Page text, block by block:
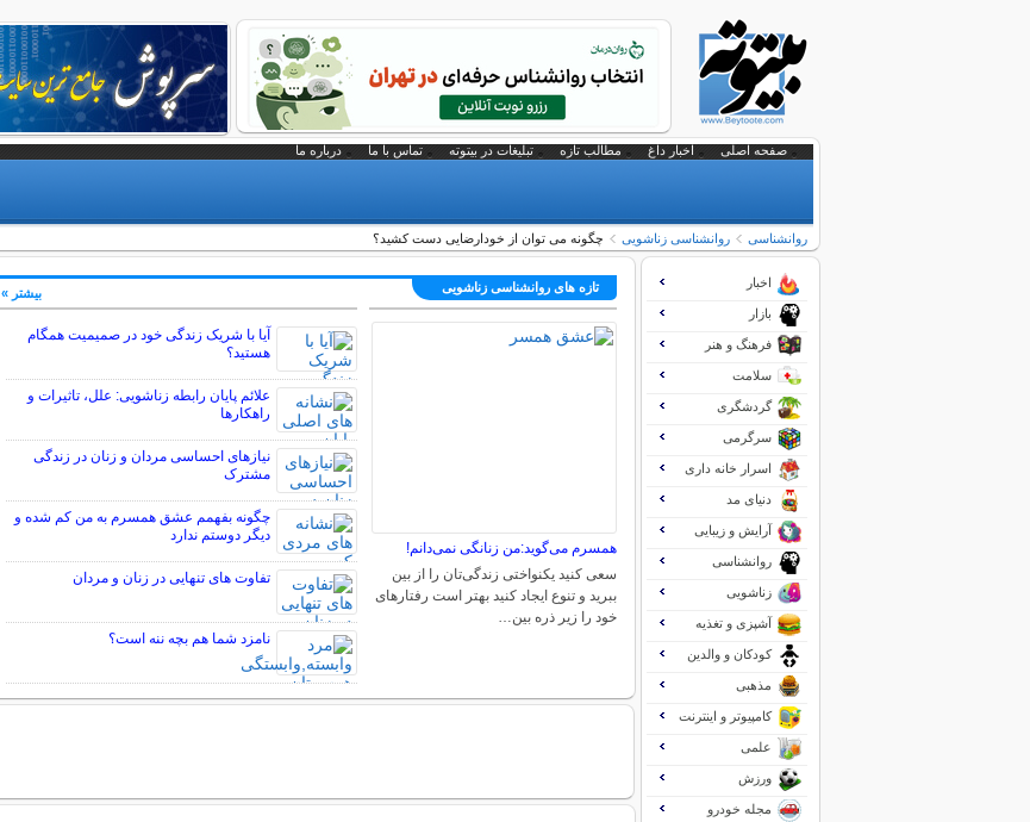
صفحه اصلی اخبار داغ مطالب تازه تبلیغات در بیتوته تماس با ما درباره ما
روانشناسی روانشناسی زناشویی چگونه می توان از خودارضایی دست کشید؟
تازه های روانشناسی زناشویی
همسرم می‌گوید:من زنانگی نمی‌دانم!
سعی کنید یکنواختی زندگی‌تان را از بین
ببرید و تنوع ایجاد کنید بهتر است رفتارهای
خود را زیر ذره بین…
آیا با شریک زندگی خود در صمیمیت همگام
هستید؟
علائم پایان رابطه زناشویی: علل، تاثیرات و
راهکارها
نیازهای احساسی مردان و زنان در زندگی
مشترک
چگونه بفهمم عشق همسرم به من کم شده و
دیگر دوستم ندارد
تفاوت های تنهایی در زنان و مردان
نامزد شما هم بچه ننه است؟
بیشتر »
اخبار
بازار
فرهنگ و هنر
سلامت
گردشگری
سرگرمی
اسرار خانه داری
دنیای مد
آرایش و زیبایی
روانشناسی
زناشویی
آشپزی و تغذیه
کودکان و والدین
مذهبی
کامپیوتر و اینترنت
علمی
ورزش
مجله خودرو